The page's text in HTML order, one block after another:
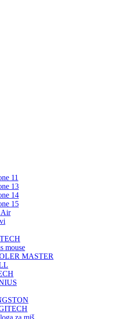
11
13
14
15
Air
mouse
MASTER